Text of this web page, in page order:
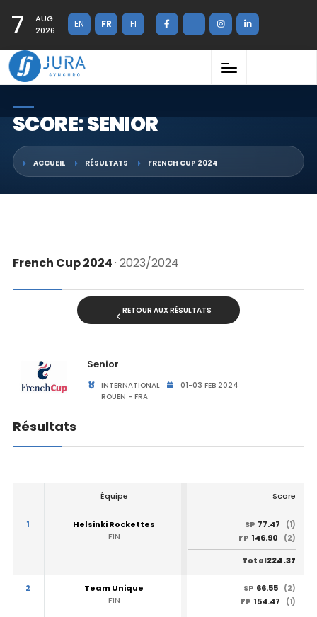
7
AUG
2026
EN FR FI
SCORE: SENIOR
ACCUEIL RÉSULTATS FRENCH CUP 2024
French Cup 2024· 2023/2024
RETOUR AUX RÉSULTATS
Senior
INTERNATIONAL
01-03 FEB 2024
ROUEN - FRA
Résultats
Équipe Score
1
Helsinki Rockettes
FIN
SP 77.47
(1)
FP 146.90 (2)
Total224.37
2
Team Unique
FIN
SP 66.55 (2)
FP 154.47 (1)